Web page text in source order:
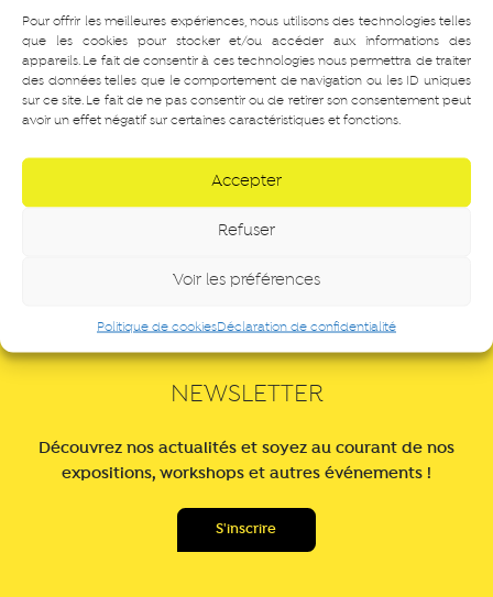
Pour offrir les meilleures expériences, nous utilisons des technologies telles
que les cookies pour stocker et/ou accéder aux informations des
appareils. Le fait de consentir à ces technologies nous permettra de traiter
des données telles que le comportement de navigation ou les ID uniques
sur ce site. Le fait de ne pas consentir ou de retirer son consentement peut
avoir un effet négatif sur certaines caractéristiques et fonctions.
Accepter
Refuser
Voir les préférences
Politique de cookiesDéclaration de confidentialité
Navigation
SURPRENANT Adrienne COMBES Théo
NEWSLETTER
Découvrez nos actualités et soyez au courant de nos
expositions, workshops et autres événements !